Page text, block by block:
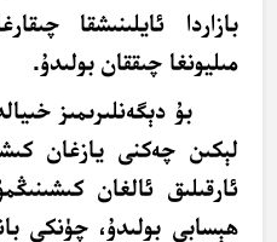
بازاردا ئايلىنىشقا
مىليونغا چىققان بولىدۇ.
بۇ دېگەنلىرىمىز
لېكىن چەكنى يازغان
ئارقىلىق ئالغان
ھېسابى بولىدۇ، چۈنكى